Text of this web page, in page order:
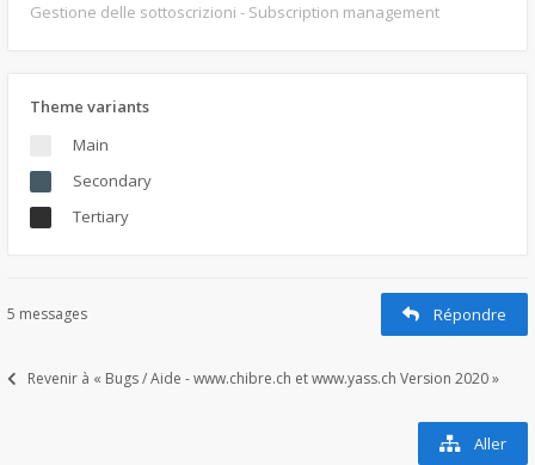
Gestione delle sottoscrizioni - Subscription management
Theme variants
Main
Secondary
Tertiary
5 messages Répondre
Revenir à « Bugs / Aide - www.chibre.ch et www.yass.ch Version 2020 »
Aller